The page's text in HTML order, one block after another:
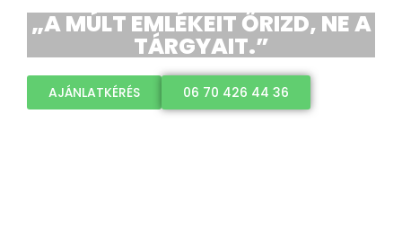
„A MÚLT EMLÉKEIT ŐRIZD, NE A
TÁRGYAIT.”
AJÁNLATKÉRÉS 06 70 426 44 36